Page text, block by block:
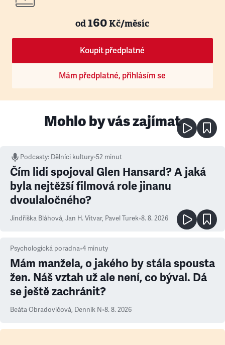
od160Kč/měsíc
Koupit předplatné
Mám předplatné, přihlásím se
Mohlo by vás zajímat
Podcasty: Dělníci kultury•52 minut
Čím lidi spojoval Glen Hansard? A jaká
byla nejtěžší filmová role jinanu
dvoulaločného?
Jindřiška Bláhová, Jan H. Vitvar, Pavel Turek•8. 8. 2026
Psychologická poradna•4 minuty
Mám manžela, o jakého by stála spousta
žen. Náš vztah už ale není, co býval. Dá
se ještě zachránit?
Beáta Obradovičová, Denník N•8. 8. 2026